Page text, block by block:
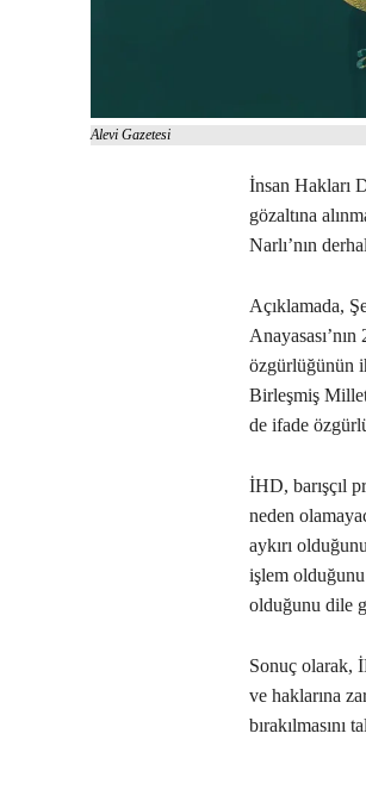
Alevi Gazetesi
İnsan Hakları
gözaltına
Narlı’nın
Açıklamada,
özgürlüğünün
Birleşmiş
de ifade
İHD, barışçıl
neden
aykırı
işlem
olduğunu dile
Sonuç olarak,
ve haklarına
bırakılmasını